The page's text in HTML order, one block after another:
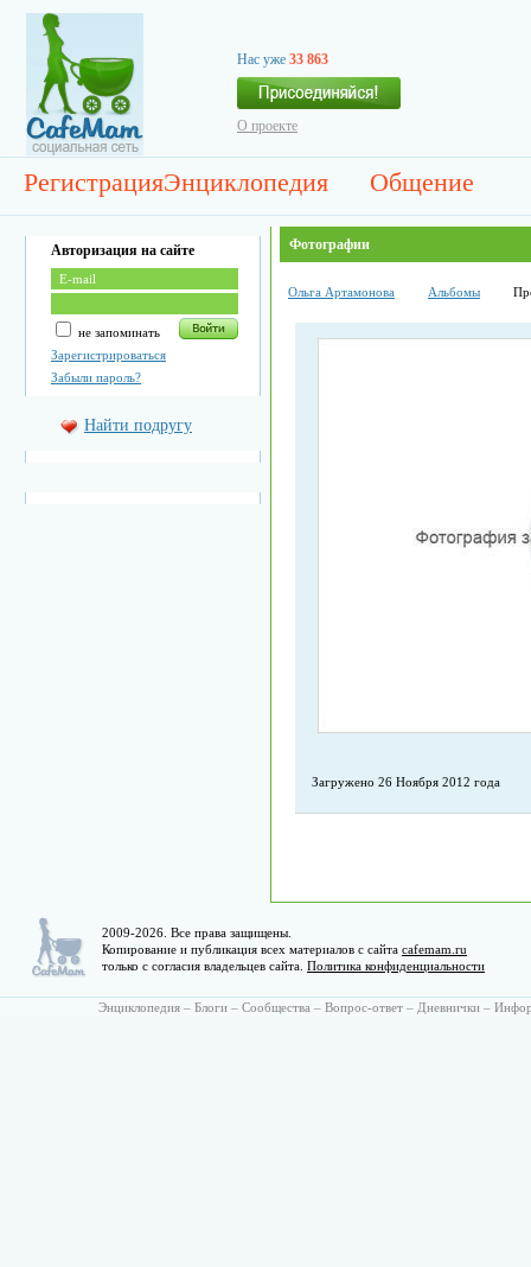
Нас уже 33 863
О проекте
РегистрацияЭнциклопедия Общение
Авторизация на сайте
не запоминать
Зарегистрироваться
Забыли пароль?
Найти подругу
Фотографии
Ольга Артамонова Альбомы
Загружено 26 Ноября 2012 года
2009-2026. Все права защищены.
Копирование и публикация всех материалов с сайта cafemam.ru
только с согласия владельцев сайта. Политика конфиденциальности
Энциклопедия – Блоги – Сообщества – Вопрос-ответ – Дневнички –